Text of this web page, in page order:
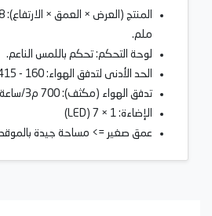
ملم.
لوحة التحكم: تحكم باللمس الناعم.
الحد الأدنى لتدفق الهواء: 160 - 415 م3/ساعة.
تدفق الهواء (مكثف): 700 م3/ساعة.
الإضاءة: 1 × 7 (LED)
عمق صغير => مساحة جيدة